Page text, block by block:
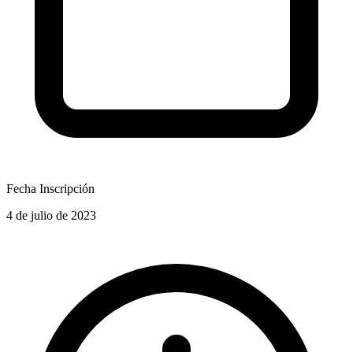
Fecha Inscripción
4 de julio de 2023